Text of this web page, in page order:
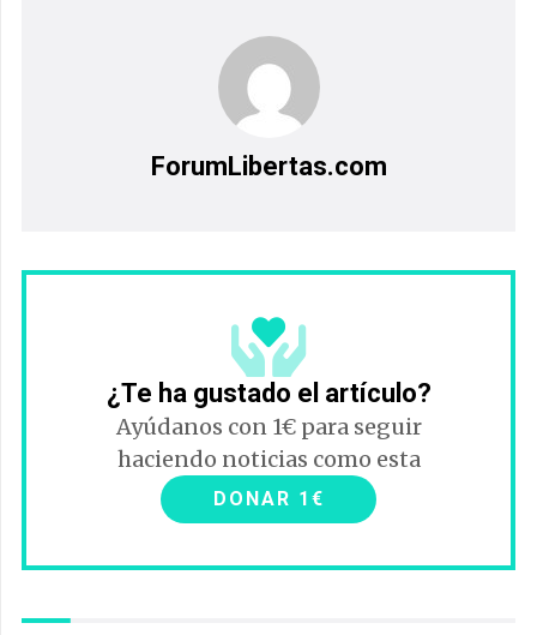
ForumLibertas.com
¿Te ha gustado el artículo?
Ayúdanos con 1€ para seguir
haciendo noticias como esta
DONAR 1€